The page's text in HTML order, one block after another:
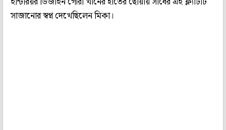
সাজানোর স্বপ্ন দেখেছিলেন মিকা।